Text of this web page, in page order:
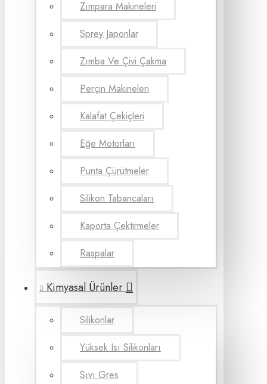
Zımpara Makineleri
Sprey Japonlar
Zımba Ve Çivi Çakma
Perçin Makineleri
Kalafat Çekiçleri
Eğe Motorları
Punta Çürütmeler
Silikon Tabancaları
Kaporta Çektirmeler
Raspalar
Kimyasal Ürünler
Silikonlar
Yüksek Isı Silikonları
Sıvı Gres